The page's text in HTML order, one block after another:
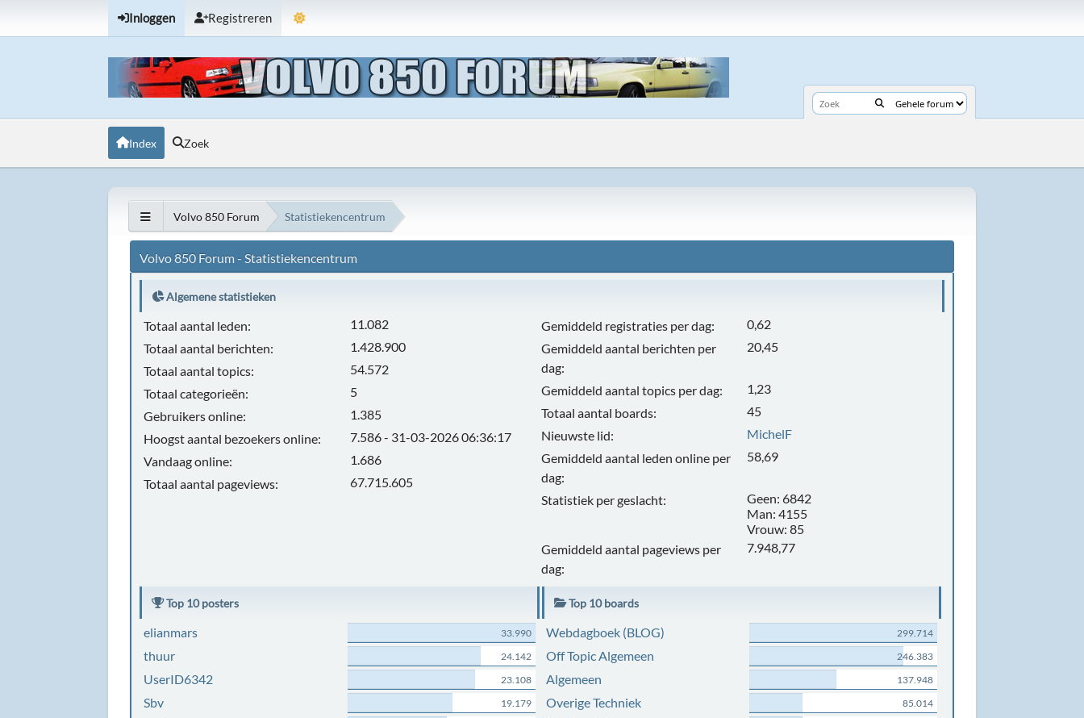
Inloggen Registreren
Index Zoek
Volvo 850 Forum Statistiekencentrum
Volvo 850 Forum - Statistiekencentrum
Algemene statistieken
Totaal aantal leden:
11.082
Totaal aantal berichten:
1.428.900
Totaal aantal topics:
54.572
Totaal categorieën:
5
Gebruikers online:
1.385
Hoogst aantal bezoekers online:
7.586 - 31-03-2026 06:36:17
Vandaag online:
1.686
Totaal aantal pageviews:
67.715.605
Gemiddeld registraties per dag:
0,62
Gemiddeld aantal berichten per
dag:
20,45
Gemiddeld aantal topics per dag:
1,23
Totaal aantal boards:
45
Nieuwste lid:
MichelF
Gemiddeld aantal leden online per
dag:
58,69
Statistiek per geslacht:
Geen: 6842
Man: 4155
Vrouw: 85
Gemiddeld aantal pageviews per
dag:
7.948,77
Top 10 posters
elianmars 33.990
thuur 24.142
UserID6342 23.108
Sbv 19.179
Top 10 boards
Webdagboek (BLOG) 299.714
Off Topic Algemeen 246.383
Algemeen 137.948
Overige Techniek 85.014